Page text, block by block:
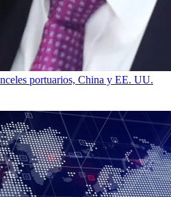
portuarios, China y EE. UU.